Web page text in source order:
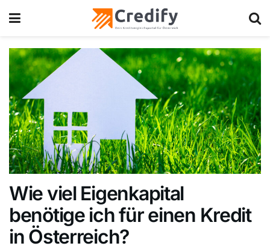
Wie viel Eigenkapital
benötige ich für einen Kredit
in Österreich?